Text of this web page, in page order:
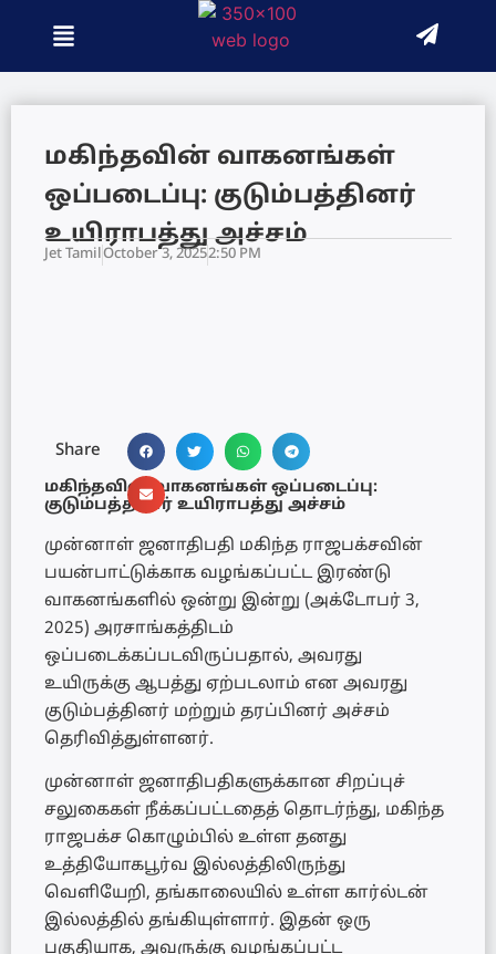
மகிந்தவின் வாகனங்கள்
ஒப்படைப்பு: குடும்பத்தினர்
உயிராபத்து அச்சம்
Jet TamilOctober 3, 20252:50 PM
Share
மகிந்தவின் வாகனங்கள் ஒப்படைப்பு:
குடும்பத்தினர் உயிராபத்து அச்சம்
முன்னாள் ஜனாதிபதி மகிந்த ராஜபக்சவின்
பயன்பாட்டுக்காக வழங்கப்பட்ட இரண்டு
வாகனங்களில் ஒன்று இன்று (அக்டோபர் 3,
2025) அரசாங்கத்திடம்
ஒப்படைக்கப்படவிருப்பதால், அவரது
உயிருக்கு ஆபத்து ஏற்படலாம் என அவரது
குடும்பத்தினர் மற்றும் தரப்பினர் அச்சம்
தெரிவித்துள்ளனர்.
முன்னாள் ஜனாதிபதிகளுக்கான சிறப்புச்
சலுகைகள் நீக்கப்பட்டதைத் தொடர்ந்து, மகிந்த
ராஜபக்ச கொழும்பில் உள்ள தனது
உத்தியோகபூர்வ இல்லத்திலிருந்து
வெளியேறி, தங்காலையில் உள்ள கார்ல்டன்
இல்லத்தில் தங்கியுள்ளார். இதன் ஒரு
பகுதியாக, அவருக்கு வழங்கப்பட்ட